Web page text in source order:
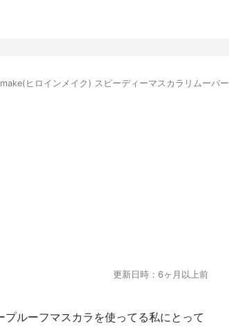
ヒロインメイク) スピーディーマスカラリムーバー
更新日時：6ヶ月以上前
ルーフマスカラを使ってる私にとって